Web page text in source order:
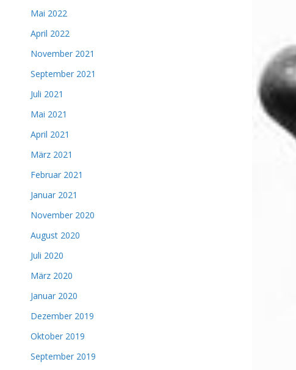
Mai 2022
April 2022
November 2021
September 2021
Juli 2021
Mai 2021
April 2021
März 2021
Februar 2021
Januar 2021
November 2020
August 2020
Juli 2020
März 2020
Januar 2020
Dezember 2019
Oktober 2019
September 2019